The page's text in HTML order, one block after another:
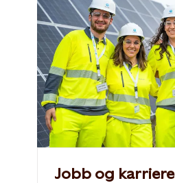
Jobb og karriere